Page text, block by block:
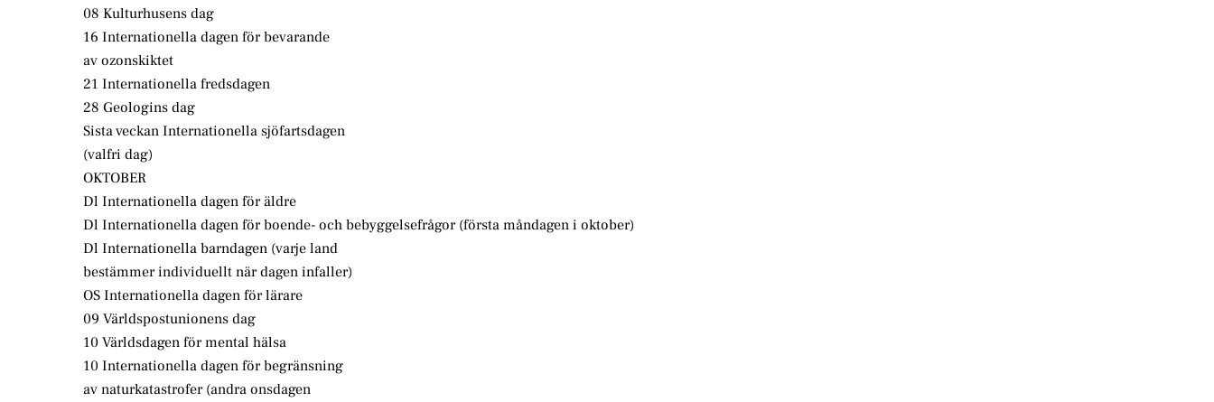
08 Kulturhusens dag
16 Internationella dagen för bevarande
av ozonskiktet
21 Internationella fredsdagen
28 Geologins dag
Sista veckan Internationella sjöfartsdagen
(valfri dag)
OKTOBER
Dl Internationella dagen för äldre
Dl Internationella dagen för boende- och bebyggelsefrågor (första måndagen i oktober)
Dl Internationella barndagen (varje land
bestämmer individuellt när dagen infaller)
OS Internationella dagen för lärare
09 Världspostunionens dag
10 Världsdagen för mental hälsa
10 Internationella dagen för begränsning
av naturkatastrofer (andra onsdagen